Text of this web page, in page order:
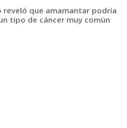
reveló que amamantar podría
tipo de cáncer muy común